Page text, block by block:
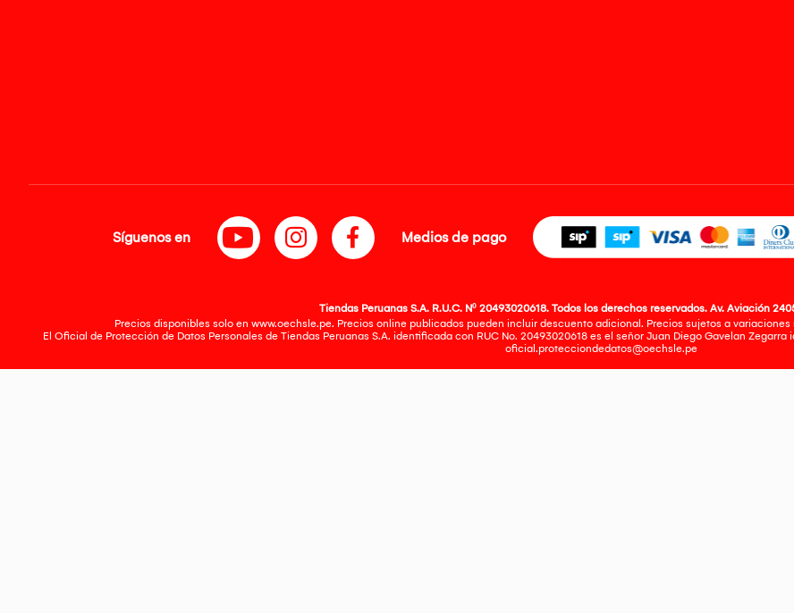
Síguenos en Medios de pago
Tiendas Peruanas S.A. R.U.C. Nº 20493020618. Todos los derechos reservados. Av. Aviación
Precios disponibles solo en www.oechsle.pe. Precios online publicados pueden incluir descuento adicional. Precios sujetos a
El Oficial de Protección de Datos Personales de Tiendas Peruanas S.A. identificada con RUC No. 20493020618 es el señor Juan Diego Gavelan
oficial.protecciondedatos@oechsle.pe